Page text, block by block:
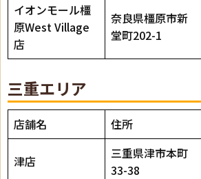
イオンモール橿
原West Village
店
奈良県橿原市新
堂町202-1
三重エリア
店舗名 住所
津店
三重県津市本町
33-38